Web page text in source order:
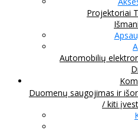
Projektoriai
Automobilių
Duomenų saugojimas ir
/ kiti